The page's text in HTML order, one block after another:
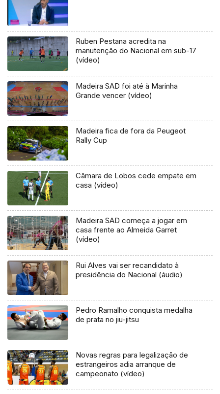
Ruben Pestana acredita na
manutenção do Nacional em sub-17
(vídeo)
Madeira SAD foi até à Marinha
Grande vencer (vídeo)
Madeira fica de fora da Peugeot
Rally Cup
Câmara de Lobos cede empate em
casa (vídeo)
Madeira SAD começa a jogar em
casa frente ao Almeida Garret
(vídeo)
Rui Alves vai ser recandidato à
presidência do Nacional (áudio)
Pedro Ramalho conquista medalha
de prata no jiu-jitsu
Novas regras para legalização de
estrangeiros adia arranque de
campeonato (vídeo)